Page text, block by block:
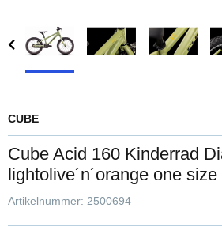
CUBE
Cube Acid 160 Kinderrad
lightolive´n´orange one size
Artikelnummer: 2500694